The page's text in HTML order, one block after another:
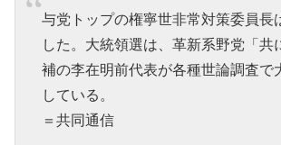
与党トップの権寧世非常対策委員長
した。大統領選は、革新系野党「共
補の李在明前代表が各種世論調査で
している。
＝共同通信